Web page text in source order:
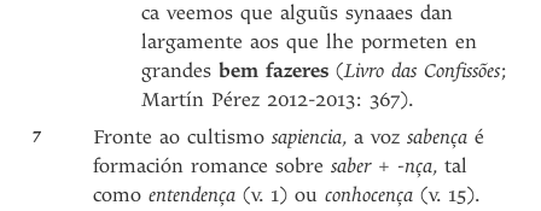
ca veemos que alguũs synaaes dan
largamente aos que lhe pormeten en
grandesbem fazeres (Livro das Confissões;
Martín Pérez 2012-2013: 367).
7 Fronte ao cultismosapiencia, a vozsabençaé
formación romance sobresaber + -nça, tal
comoentendença(v. 1) ouconhocença(v. 15).